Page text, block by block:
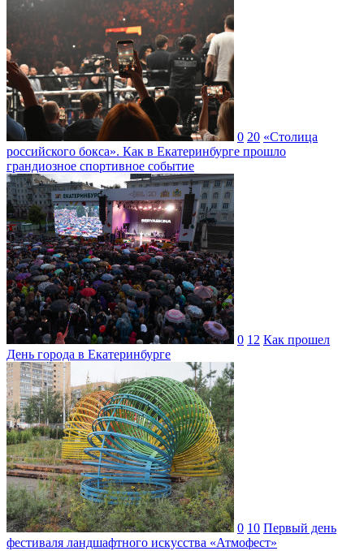
0 20 «Столица
российского бокса». Как в Екатеринбурге прошло
грандиозное спортивное событие
0 12 Как прошел
День города в Екатеринбурге
0 10 Первый день
фестиваля ландшафтного искусства «Атмофест»